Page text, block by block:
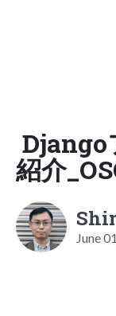
Django
紹介
June